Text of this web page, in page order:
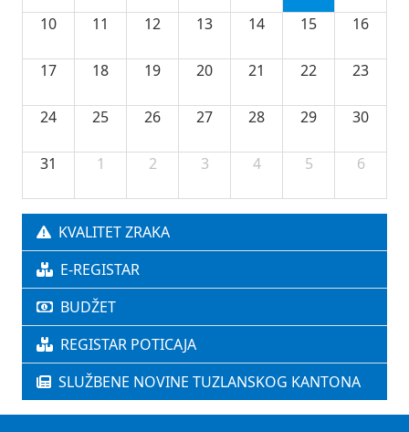
10 11 12 13 14 15 16
17 18 19 20 21 22 23
24 25 26 27 28 29 30
31 1 2 3 4 5 6
KVALITET ZRAKA
E-REGISTAR
BUDŽET
REGISTAR POTICAJA
SLUŽBENE NOVINE TUZLANSKOG KANTONA